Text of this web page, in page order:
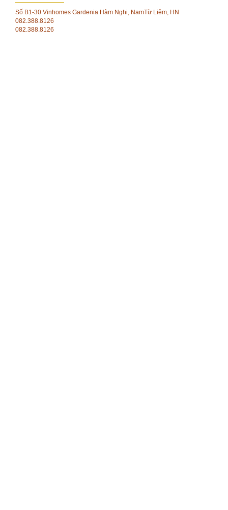
Số B1-30 Vinhomes Gardenia Hàm Nghi, NamTừ Liêm, HN
082.388.8126
082.388.8126